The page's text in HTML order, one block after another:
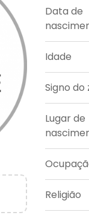
Data de
Idade
Signo
Lugar de
Religião